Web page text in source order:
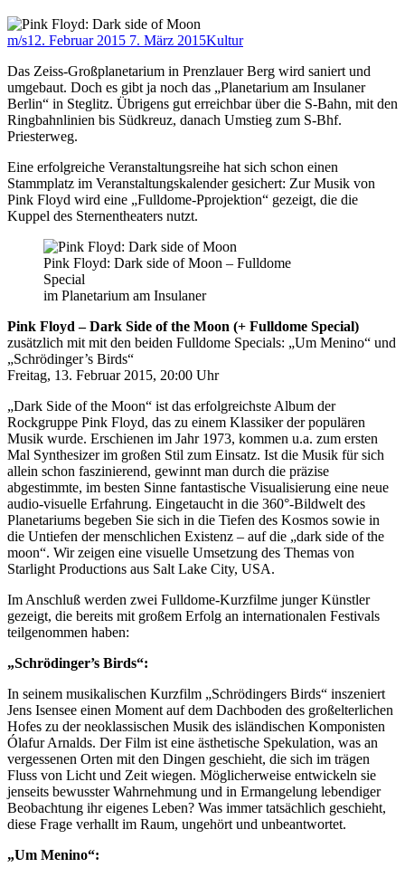
m/s12. Februar 2015 7. März 2015Kultur
Das Zeiss-Großplanetarium in Prenzlauer Berg wird saniert und
umgebaut. Doch es gibt ja noch das „Planetarium am Insulaner
Berlin“ in Steglitz. Übrigens gut erreichbar über die S-Bahn, mit den
Ringbahnlinien bis Südkreuz, danach Umstieg zum S-Bhf.
Priesterweg.
Eine erfolgreiche Veranstaltungsreihe hat sich schon einen
Stammplatz im Veranstaltungskalender gesichert: Zur Musik von
Pink Floyd wird eine „Fulldome-Pprojektion“ gezeigt, die die
Kuppel des Sternentheaters nutzt.
Pink Floyd: Dark side of Moon – Fulldome
Special
im Planetarium am Insulaner
Pink Floyd – Dark Side of the Moon (+ Fulldome Special)
zusätzlich mit mit den beiden Fulldome Specials: „Um Menino“ und
„Schrödinger’s Birds“
Freitag, 13. Februar 2015, 20:00 Uhr
„Dark Side of the Moon“ ist das erfolgreichste Album der
Rockgruppe Pink Floyd, das zu einem Klassiker der populären
Musik wurde. Erschienen im Jahr 1973, kommen u.a. zum ersten
Mal Synthesizer im großen Stil zum Einsatz. Ist die Musik für sich
allein schon faszinierend, gewinnt man durch die präzise
abgestimmte, im besten Sinne fantastische Visualisierung eine neue
audio-visuelle Erfahrung. Eingetaucht in die 360°-Bildwelt des
Planetariums begeben Sie sich in die Tiefen des Kosmos sowie in
die Untiefen der menschlichen Existenz – auf die „dark side of the
moon“. Wir zeigen eine visuelle Umsetzung des Themas von
Starlight Productions aus Salt Lake City, USA.
Im Anschluß werden zwei Fulldome-Kurzfilme junger Künstler
gezeigt, die bereits mit großem Erfolg an internationalen Festivals
teilgenommen haben:
„Schrödinger’s Birds“:
In seinem musikalischen Kurzfilm „Schrödingers Birds“ inszeniert
Jens Isensee einen Moment auf dem Dachboden des großelterlichen
Hofes zu der neoklassischen Musik des isländischen Komponisten
Ólafur Arnalds. Der Film ist eine ästhetische Spekulation, was an
vergessenen Orten mit den Dingen geschieht, die sich im trägen
Fluss von Licht und Zeit wiegen. Möglicherweise entwickeln sie
jenseits bewusster Wahrnehmung und in Ermangelung lebendiger
Beobachtung ihr eigenes Leben? Was immer tatsächlich geschieht,
diese Frage verhallt im Raum, ungehört und unbeantwortet.
„Um Menino“: